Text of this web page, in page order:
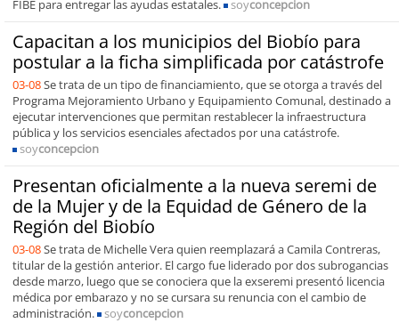
FIBE para entregar las ayudas estatales.
soyconcepcion
Capacitan a los municipios del Biobío para
postular a la ficha simplificada por catástrofe
03-08Se trata de un tipo de financiamiento, que se otorga a través del
Programa Mejoramiento Urbano y Equipamiento Comunal, destinado a
ejecutar intervenciones que permitan restablecer la infraestructura
pública y los servicios esenciales afectados por una catástrofe.
soyconcepcion
Presentan oficialmente a la nueva seremi de
de la Mujer y de la Equidad de Género de la
Región del Biobío
03-08Se trata de Michelle Vera quien reemplazará a Camila Contreras,
titular de la gestión anterior. El cargo fue liderado por dos subrogancias
desde marzo, luego que se conociera que la exseremi presentó licencia
médica por embarazo y no se cursara su renuncia con el cambio de
administración.
soyconcepcion